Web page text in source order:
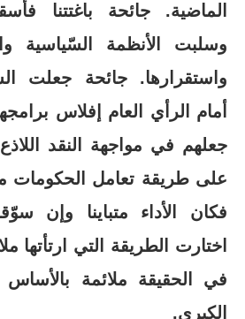
الماضية. جائحة باغتتنا
وسلبت الأنظمة السّياسية
واستقرارها. جائحة جعلت
أمام الرأي العام إفلاس
جعلهم في مواجهة النقد
على طريقة تعامل الحكومات
فكان الأداء متباينا وإن
اختارت الطريقة التي ارتأتها
في الحقيقة ملائمة
الكبرى.